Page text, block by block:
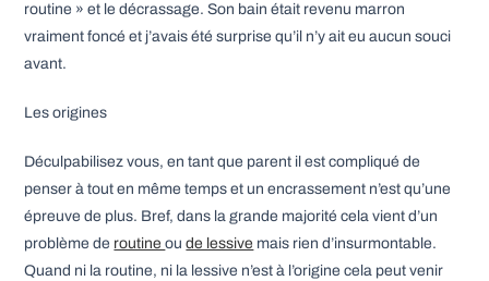
routine » et le décrassage. Son bain était revenu marron
vraiment foncé et j’avais été surprise qu’il n’y ait eu aucun souci
avant.
Les origines
Déculpabilisez vous, en tant que parent il est compliqué de
penser à tout en même temps et un encrassement n’est qu’une
épreuve de plus. Bref, dans la grande majorité cela vient d’un
problème de routineoude lessive mais rien d’insurmontable.
Quand ni la routine, ni la lessive n’est à l’origine cela peut venir